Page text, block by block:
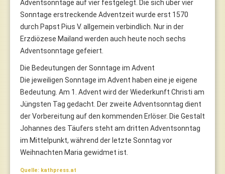
Adventsonntage auf vier festgelegt. Die sich über vier
Sonntage erstreckende Adventzeit wurde erst 1570
durch Papst Pius V. allgemein verbindlich. Nur in der
Erzdiözese Mailand werden auch heute noch sechs
Adventsonntage gefeiert.
Die Bedeutungen der Sonntage im Advent
Die jeweiligen Sonntage im Advent haben eine je eigene
Bedeutung. Am 1. Advent wird der Wiederkunft Christi am
Jüngsten Tag gedacht. Der zweite Adventsonntag dient
der Vorbereitung auf den kommenden Erlöser. Die Gestalt
Johannes des Täufers steht am dritten Adventsonntag
im Mittelpunkt, während der letzte Sonntag vor
Weihnachten Maria gewidmet ist.
Quelle: kathpress.at